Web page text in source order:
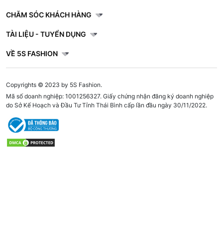
CHĂM SÓC KHÁCH HÀNG
TÀI LIỆU - TUYỂN DỤNG
VỀ 5S FASHION
Copyrights © 2023 by 5S Fashion.
Mã số doanh nghiệp: 1001256327. Giấy chứng nhận đăng ký doanh nghiệp
do Sở Kế Hoạch và Đầu Tư Tỉnh Thái Bình cấp lần đầu ngày 30/11/2022.